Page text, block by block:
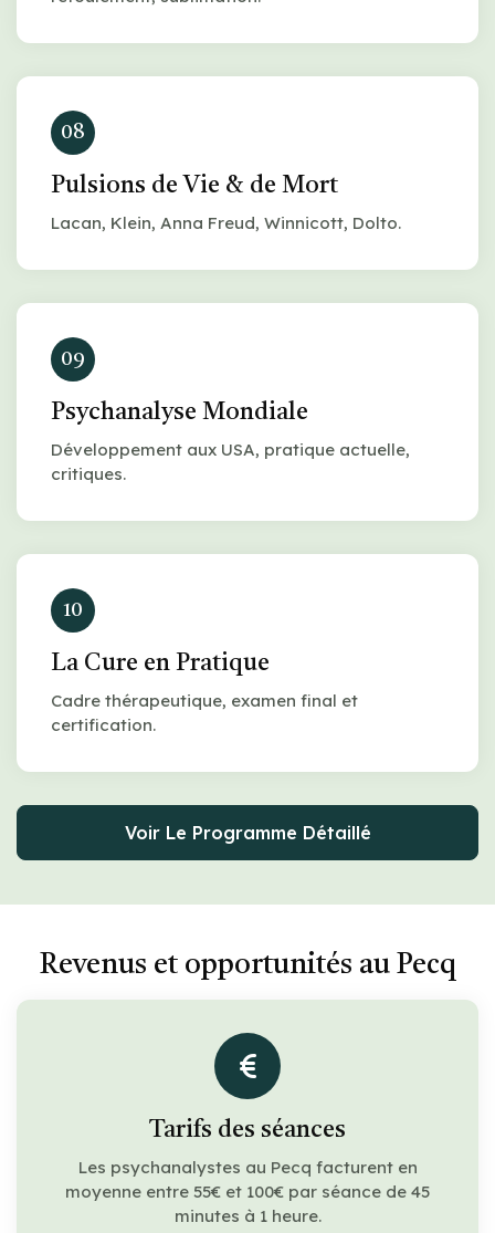
08
Pulsions de Vie & de Mort
Lacan, Klein, Anna Freud, Winnicott, Dolto.
09
Psychanalyse Mondiale
Développement aux USA, pratique actuelle,
critiques.
10
La Cure en Pratique
Cadre thérapeutique, examen final et
certification.
Voir Le Programme Détaillé
Revenus et opportunités au Pecq
Tarifs des séances
Les psychanalystes au Pecq facturent en
moyenne entre 55€ et 100€ par séance de 45
minutes à 1 heure.